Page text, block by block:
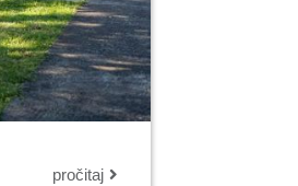
pročitaj